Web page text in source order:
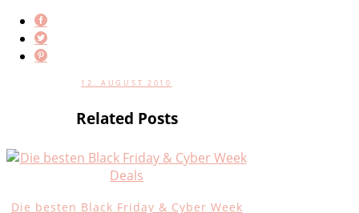
12. AUGUST 2010
Related Posts
Die besten Black Friday & Cyber Week